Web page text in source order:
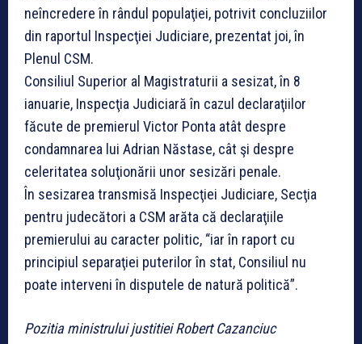
neîncredere în rândul populaţiei, potrivit concluziilor
din raportul Inspecţiei Judiciare, prezentat joi, în
Plenul CSM.
Consiliul Superior al Magistraturii a sesizat, în 8
ianuarie, Inspecţia Judiciară în cazul declaraţiilor
făcute de premierul Victor Ponta atât despre
condamnarea lui Adrian Năstase, cât şi despre
celeritatea soluţionării unor sesizări penale.
În sesizarea transmisă Inspecţiei Judiciare, Secţia
pentru judecători a CSM arăta că declaraţiile
premierului au caracter politic, “iar în raport cu
principiul separaţiei puterilor în stat, Consiliul nu
poate interveni în disputele de natură politică”.
Pozitia ministrului justitiei Robert Cazanciuc